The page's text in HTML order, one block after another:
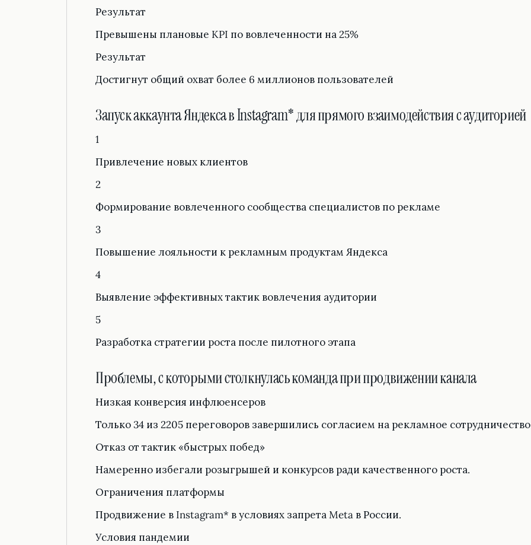
Результат
Превышены плановые KPI по вовлеченности на 25%
Результат
Достигнут общий охват более 6 миллионов пользователей
Запуск аккаунта Яндекса в Instagram* для прямого взаимодействия с аудиторией
1
Привлечение новых клиентов
2
Формирование вовлеченного сообщества специалистов по рекламе
3
Повышение лояльности к рекламным продуктам Яндекса
4
Выявление эффективных тактик вовлечения аудитории
5
Разработка стратегии роста после пилотного этапа
Проблемы, с которыми столкнулась команда при продвижении канала
Низкая конверсия инфлюенсеров
Только 34 из 2205 переговоров завершились согласием на рекламное
Отказ от тактик «быстрых побед»
Намеренно избегали розыгрышей и конкурсов ради качественного роста.
Ограничения платформы
Продвижение в Instagram* в условиях запрета Meta в России.
Условия пандемии